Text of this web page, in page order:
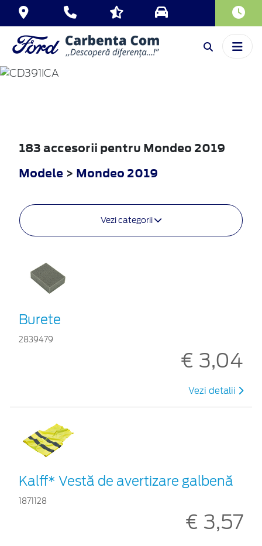
MONDEO
183 accesorii pentru Mondeo 2019
Modele > Mondeo 2019
Vezi categorii
Burete
2839479
€ 3,04
Vezi detalii
Kalff* Vestă de avertizare galbenă
1871128
€ 3,57